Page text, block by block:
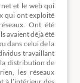
et le web qui
qui ont exploité
Ont été
avaient déjà été
dans celui de la
travaillant
distribution de
les réseaux